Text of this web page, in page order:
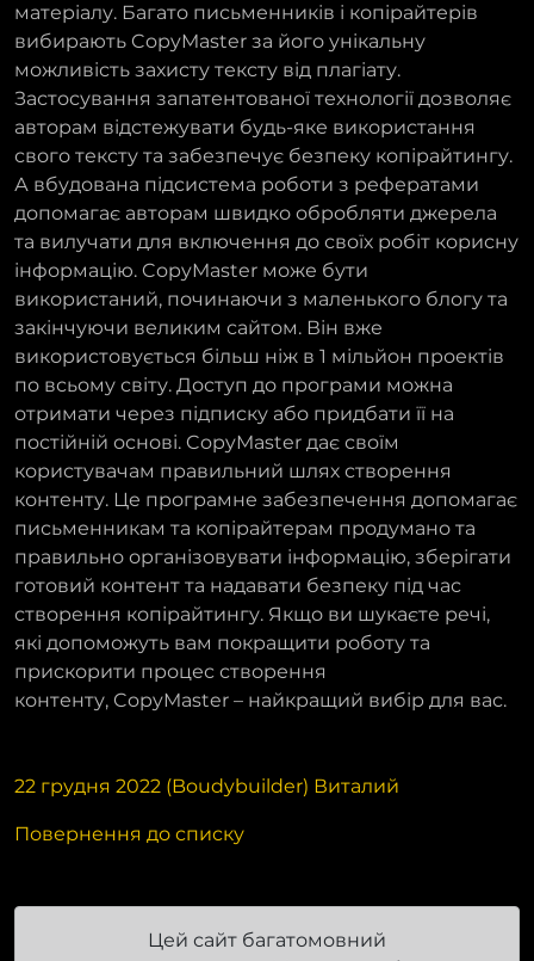
матеріалу. Багато письменників і копірайтерів
вибирають CopyMaster за його унікальну
можливість захисту тексту від плагіату.
Застосування запатентованої технології дозволяє
авторам відстежувати будь-яке використання
свого тексту та забезпечує безпеку копірайтингу.
А вбудована підсистема роботи з рефератами
допомагає авторам швидко обробляти джерела
та вилучати для включення до своїх робіт корисну
інформацію. CopyMaster може бути
використаний, починаючи з маленького блогу та
закінчуючи великим сайтом. Він вже
використовується більш ніж в 1 мільйон проектів
по всьому світу. Доступ до програми можна
отримати через підписку або придбати її на
постійній основі. CopyMaster дає своїм
користувачам правильний шлях створення
контенту. Це програмне забезпечення допомагає
письменникам та копірайтерам продумано та
правильно організовувати інформацію, зберігати
готовий контент та надавати безпеку під час
створення копірайтингу. Якщо ви шукаєте речі,
які допоможуть вам покращити роботу та
прискорити процес створення
контенту, CopyMaster – найкращий вибір для вас.
22 грудня 2022 (Boudybuilder) Виталий
Повернення до списку
Цей сайт багатомовний